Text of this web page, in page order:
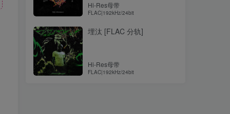
Hi-Res母带
FLAC|192kHz/24bit
埋汰 [FLAC 分轨]
Hi-Res母带
FLAC|192kHz/24bit